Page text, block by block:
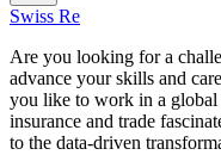
Swiss Re
Are you looking for a
advance your skills and
you like to work in a global
insurance and trade
to the data-driven